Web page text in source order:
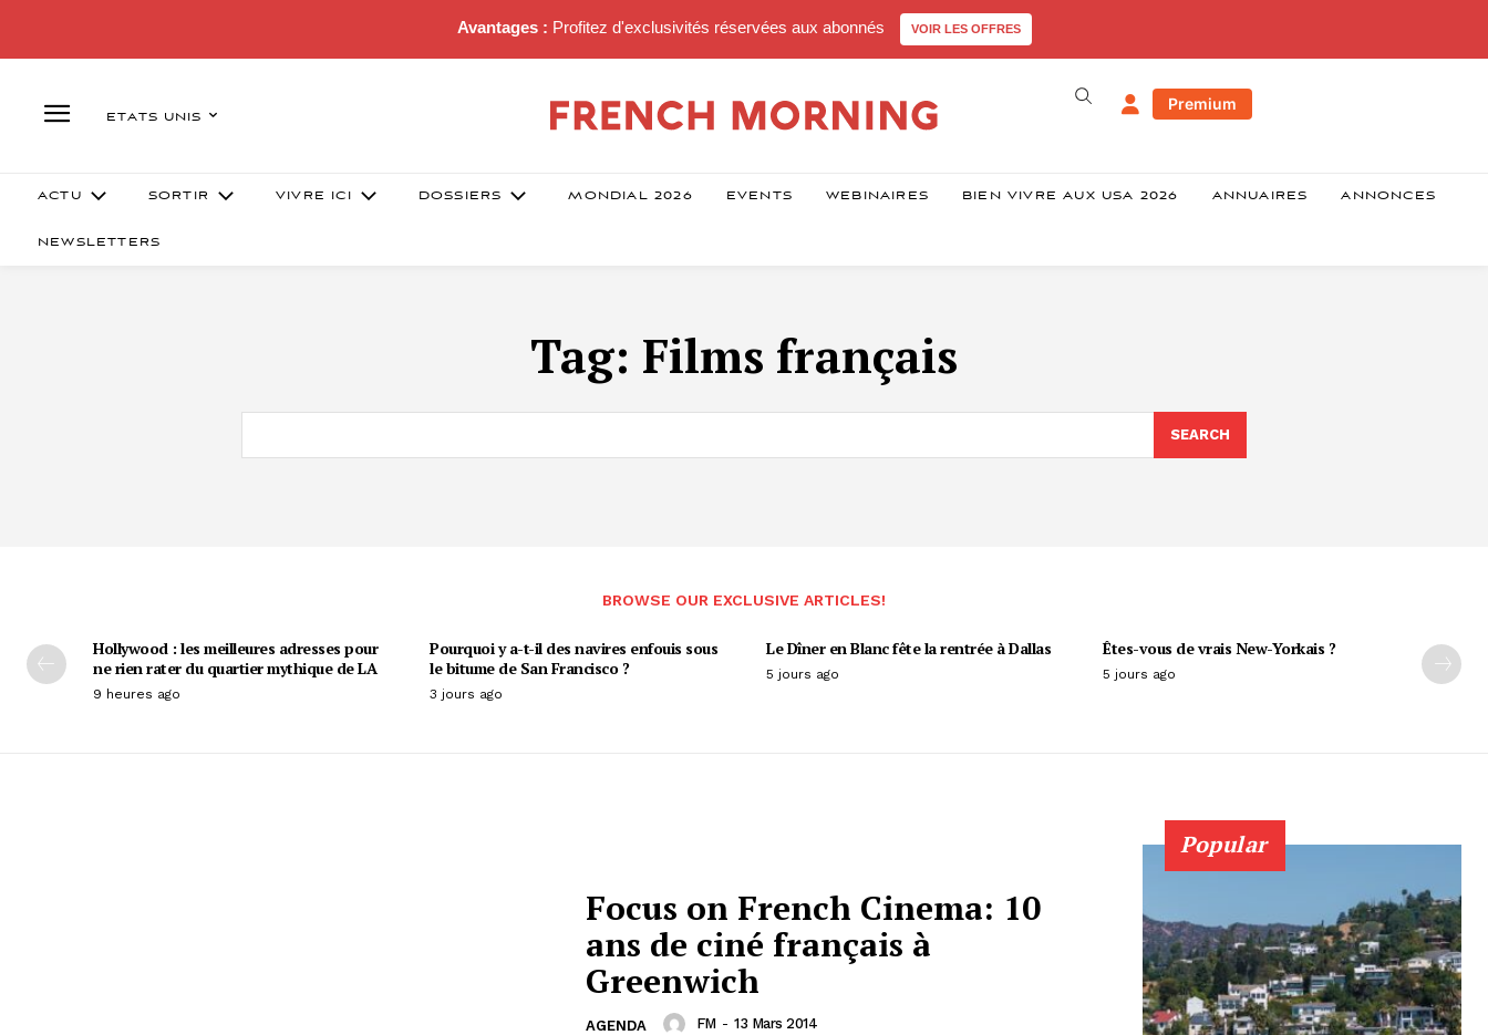
Avantages : Profitez d'exclusivités réservées aux abonnés VOIR LES OFFRES
ETATS UNIS
Premium
ACTU SORTIR VIVRE ICI DOSSIERS MONDIAL 2026 EVENTS WEBINAIRES BIEN VIVRE AUX USA 2026 ANNUAIRES ANNONCES
NEWSLETTERS
Tag: Films français
SEARCH
BROWSE OUR EXCLUSIVE ARTICLES!
Hollywood : les meilleures adresses pour
ne rien rater du quartier mythique de LA
9 heures ago
Pourquoi y a-t-il des navires enfouis sous
le bitume de San Francisco ?
3 jours ago
Le Dîner en Blanc fête la rentrée à Dallas
5 jours ago
Êtes-vous de vrais New-Yorkais ?
5 jours ago
Focus on French Cinema: 10
ans de ciné français à
Greenwich
AGENDA FM - 13 Mars 2014
Popular